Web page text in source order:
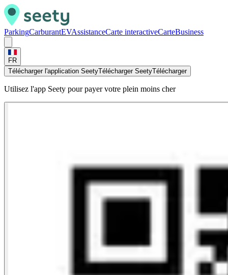
ParkingCarburantEVAssistanceCarte interactiveCarteBusiness
FR
Télécharger l'application SeetyTélécharger SeetyTélécharger
Utilisez l'app Seety pour payer votre plein moins cher